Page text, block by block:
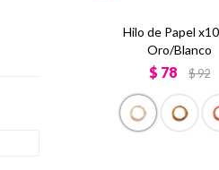
Hilo de Papel
Oro/Blanco
$ 78 $92